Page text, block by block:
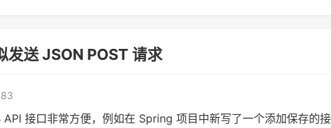
发送 JSON POST 请求
接口非常方便，例如在 Spring 项目中新写了一个添加保存的